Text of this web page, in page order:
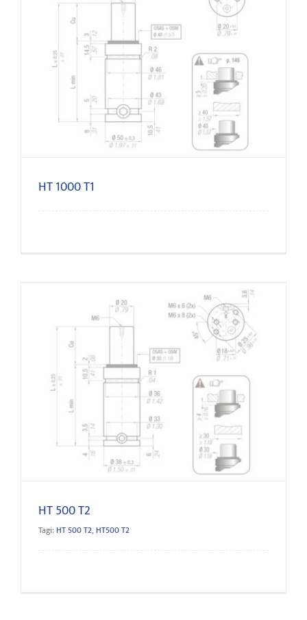
HT 1000 T1
HT 1000 T1
HT 500 T2
HT 500 T2
Tagi: HT 500 T2, HT500 T2